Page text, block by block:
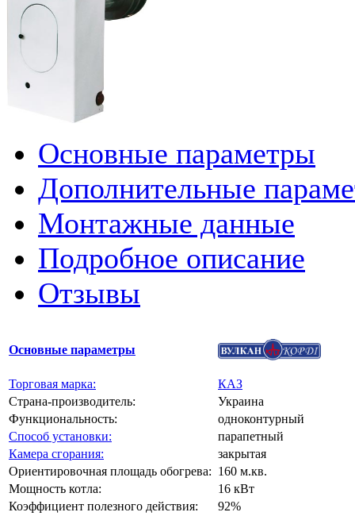
Основные параметры
Дополнительные
Монтажные данные
Подробное описание
Отзывы
Основные параметры
Торговая марка:
КАЗ
Страна-производитель:
Украина
Функциональность:
одноконтурный
Способ установки:
парапетный
Камера сгорания:
закрытая
Ориентировочная площадь обогрева: 160 м.кв.
Мощность котла:
16 кВт
Коэффициент полезного действия:
92%